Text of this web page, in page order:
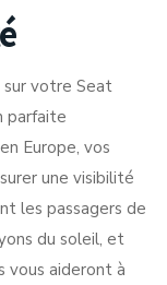
votre Seat
parfaite
Europe, vos
une visibilité
les passagers de
du soleil, et
vous aideront à